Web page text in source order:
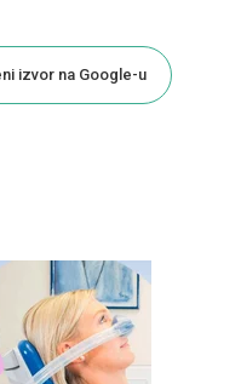
izvor na Google-u